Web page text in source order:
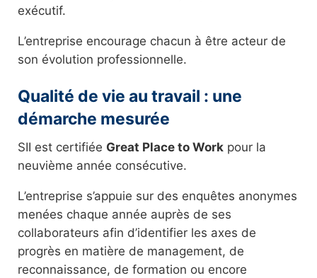
exécutif.
L’entreprise encourage chacun à être acteur de
son évolution professionnelle.
Qualité de vie au travail : une
démarche mesurée
SII est certifiée Great Place to Work pour la
neuvième année consécutive.
L’entreprise s’appuie sur des enquêtes anonymes
menées chaque année auprès de ses
collaborateurs afin d’identifier les axes de
progrès en matière de management, de
reconnaissance, de formation ou encore